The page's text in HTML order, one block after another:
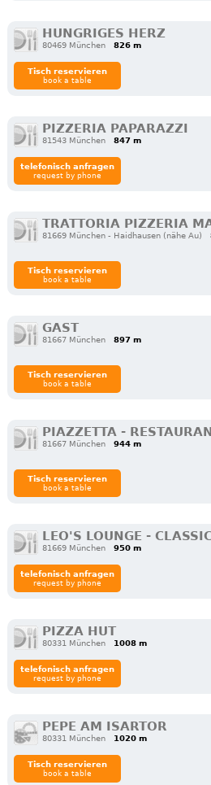
HUNGRIGES HERZ
80469 München 826 m
Tisch reservieren
book a table
PIZZERIA PAPARAZZI
81543 München 847 m
telefonisch anfragen
request by phone
TRATTORIA PIZZERIA
81669 München - Haidhausen (nähe Au)
Tisch reservieren
book a table
GAST
81667 München
897 m
Tisch reservieren
book a table
PIAZZETTA -
81667 München
944 m
Tisch reservieren
book a table
LEO'S LOUNGE -
81669 München 950 m
telefonisch anfragen
request by phone
PIZZA HUT
80331 München 1008 m
telefonisch anfragen
request by phone
PEPE AM ISARTOR
80331 München 1020 m
Tisch reservieren
book a table